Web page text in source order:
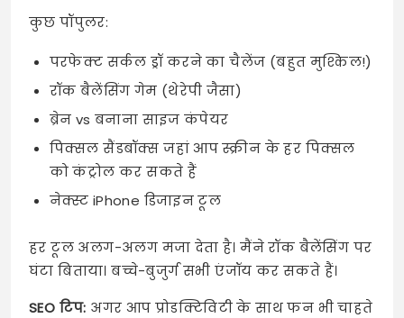
कुछ पॉपुलर:
परफेक्ट सर्कल ड्रॉ करने का चैलेंज (बहुत मुश्किल!)
रॉक बैलेंसिंग गेम (थेरेपी जैसा)
ब्रेन vs बनाना साइज कंपेयर
पिक्सल सैंडबॉक्स जहां आप स्क्रीन के हर पिक्सल
को कंट्रोल कर सकते हैं
नेक्स्ट iPhone डिजाइन टूल
हर टूल अलग-अलग मजा देता है। मैंने रॉक बैलेंसिंग पर
घंटा बिताया। बच्चे-बुजुर्ग सभी एंजॉय कर सकते हैं।
SEO टिप: अगर आप प्रोडक्टिविटी के साथ फन भी चाहते